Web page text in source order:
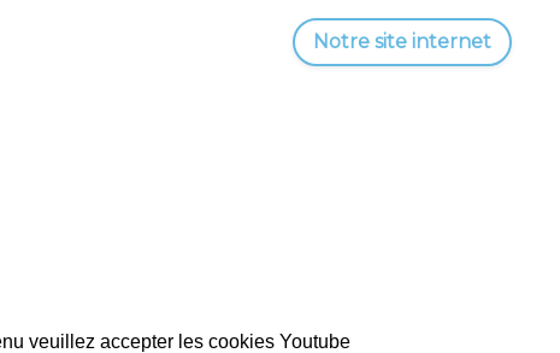
Notre site internet
veuillez accepter les cookies Youtube